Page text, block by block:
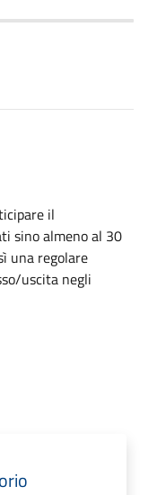
il
sino almeno al 30
una regolare
uscita negli